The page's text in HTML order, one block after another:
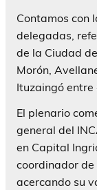
Contamos con
delegadas,
de la Ciudad
Morón,
Ituzaingó entre
El plenario
general del
en Capital
coordinador de
acercando su